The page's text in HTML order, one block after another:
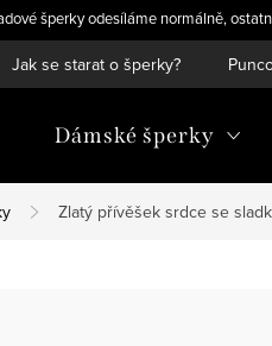
šperky odesíláme normálně,
Jak se starat o šperky?
Dámské šperky
Zlatý přívěšek srdce se